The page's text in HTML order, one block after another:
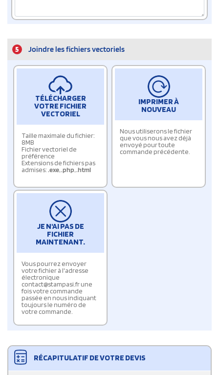
5 Joindre les fichiers vectoriels
TÉLÉCHARGER
VOTRE FICHIER
VECTORIEL
Taille maximale du fichier:
8MB
Fichier vectoriel de
préférence
Extensions de fichiers pas
admises:.exe,.php,.html
IMPRIMER À
NOUVEAU
Nous utiliserons le fichier
que vous nous avez déjà
envoyé pour toute
commande précédente.
JE N'AI PAS DE
FICHIER
MAINTENANT.
Vous pourrez envoyer
votre fichier à l'adresse
électronique
contact@stampasi.fr une
fois votre commande
passée en nous indiquant
toujours le numéro de
votre commande.
RÉCAPITULATIF DE VOTRE DEVIS